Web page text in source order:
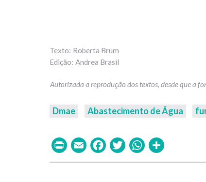
Roberta Brum
Andrea Brasil
Dmae Abastecimento de Água
PrintEmailFacebook
Twitter